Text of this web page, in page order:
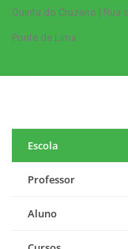
Quinta do Cruzeiro | Rua
Ponte de Lima
Escola
Professor
Aluno